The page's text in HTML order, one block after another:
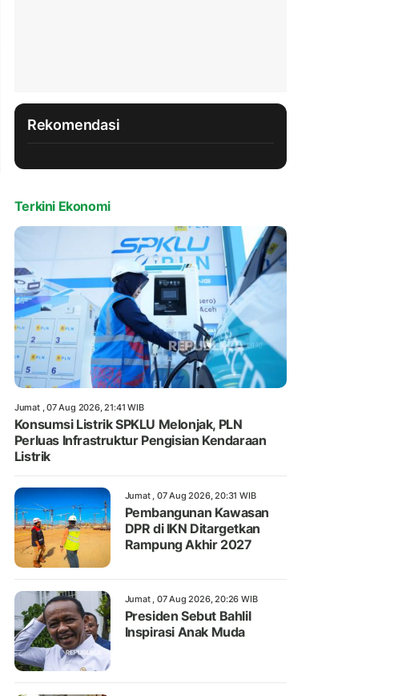
Rekomendasi
Terkini Ekonomi
Jumat , 07 Aug 2026, 21:41 WIB
Konsumsi Listrik SPKLU Melonjak, PLN
Perluas Infrastruktur Pengisian Kendaraan
Listrik
Jumat , 07 Aug 2026, 20:31 WIB
Pembangunan Kawasan
DPR di IKN Ditargetkan
Rampung Akhir 2027
Jumat , 07 Aug 2026, 20:26 WIB
Presiden Sebut Bahlil
Inspirasi Anak Muda